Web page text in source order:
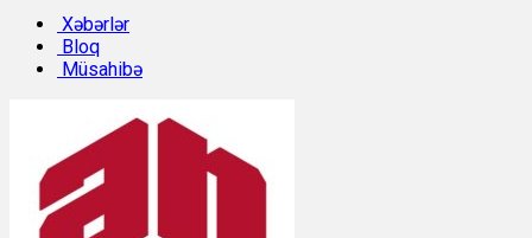
Sabah:
Xəbərlər
Bloq
Müsahibə